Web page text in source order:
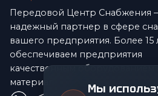
Мы
Передовой Центр Снабжения
надежный партнер в сфере
вашего предприятия. Более 15
обеспечиваем предприятия
качественным оборудованием
материалами по конкурентным